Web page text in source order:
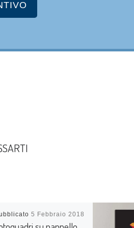
5 Febbraio 2018